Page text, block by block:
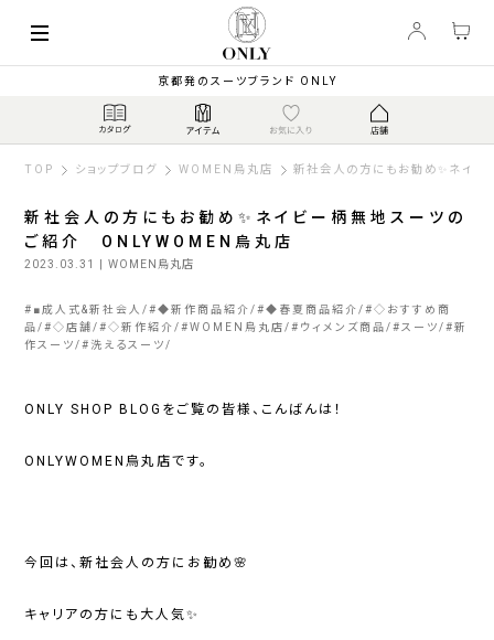
京都発のスーツブランド ONLY
TOP ショップブログ WOMEN烏丸店 新社会人の方にもお勧め✨ネイ
新社会人の方にもお勧め✨ネイビー柄無地スーツの
ご紹介 ONLYWOMEN烏丸店
2023.03.31 | WOMEN烏丸店
# ■成人式&新社会人 #◆新作商品紹介 #◆春夏商品紹介 #◇おすすめ商
品 #◇店舗 #◇新作紹介 #WOMEN烏丸店 # ウィメンズ商品 # スーツ #新
作スーツ # 洗えるスーツ
ONLY SHOP BLOGをご覧の皆様、こんばんは！
ONLYWOMEN烏丸店です。
今回は、新社会人の方にお勧め🌸
キャリアの方にも大人気✨